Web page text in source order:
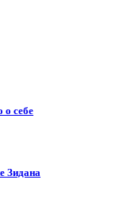
о себе
Зидана